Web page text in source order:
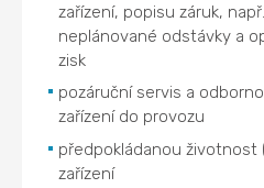
zařízení, popisu záruk,
neplánované odstávky a
zisk
pozáruční servis a
zařízení do provozu
předpokládanou
zařízení